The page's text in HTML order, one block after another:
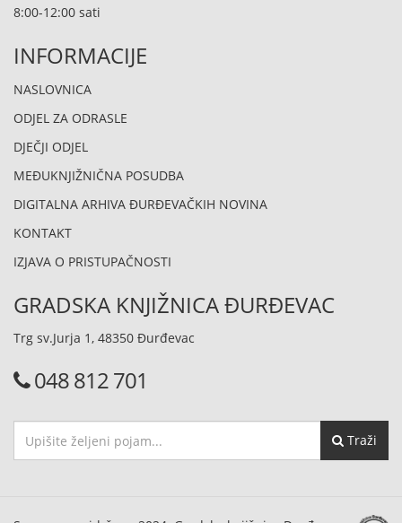
8:00-12:00 sati
INFORMACIJE
NASLOVNICA
ODJEL ZA ODRASLE
DJEČJI ODJEL
MEĐUKNJIŽNIČNA POSUDBA
DIGITALNA ARHIVA ĐURĐEVAČKIH NOVINA
KONTAKT
IZJAVA O PRISTUPAČNOSTI
GRADSKA KNJIŽNICA ĐURĐEVAC
Trg sv.Jurja 1, 48350 Đurđevac
048 812 701
Traži